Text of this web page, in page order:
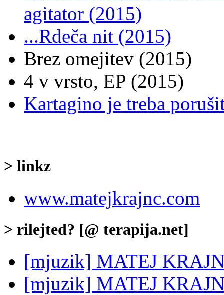
agitator (2015)
...Rdeča nit (2015)
Brez omejitev (2015)
4 v vrsto, EP (2015)
Kartagino je treba
> linkz
www.matejkrajnc.com
> rilejted? [@ terapija.net]
[mjuzik] MATEJ
[mjuzik] MATEJ